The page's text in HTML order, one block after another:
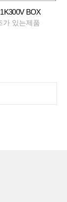
BOX
가 있는제품